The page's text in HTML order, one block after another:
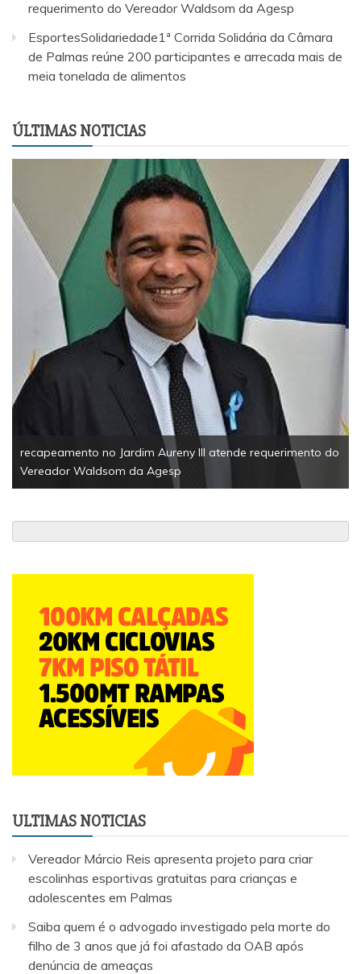
requerimento do Vereador Waldsom da Agesp
EsportesSolidariedade1ª Corrida Solidária da Câmara
de Palmas reúne 200 participantes e arrecada mais de
meia tonelada de alimentos
ÚLTIMAS NOTICIAS
EsportesSolidariedade1ª Corrida Solidária da Câmara de
Palmas reúne 200 participantes e arrecada mais de meia
tonelada de alimentos
ULTIMAS NOTICIAS
Vereador Márcio Reis apresenta projeto para criar
escolinhas esportivas gratuitas para crianças e
adolescentes em Palmas
Saiba quem é o advogado investigado pela morte do
filho de 3 anos que já foi afastado da OAB após
denúncia de ameaças